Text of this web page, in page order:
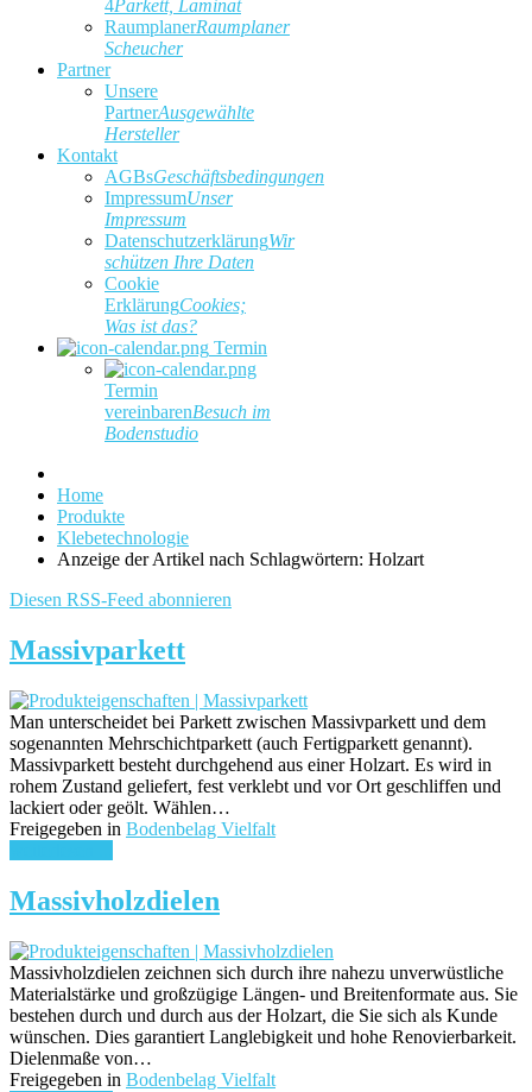
4Parkett, Laminat
RaumplanerRaumplaner
Scheucher
Partner
Unsere
PartnerAusgewählte
Hersteller
Kontakt
AGBsGeschäftsbedingungen
ImpressumUnser
Impressum
DatenschutzerklärungWir
schützen Ihre Daten
Cookie
ErklärungCookies;
Was ist das?
Termin
Termin
vereinbarenBesuch im
Bodenstudio
Home
Produkte
Klebetechnologie
Anzeige der Artikel nach Schlagwörtern: Holzart
Diesen RSS-Feed abonnieren
Massivparkett
Man unterscheidet bei Parkett zwischen Massivparkett und dem
sogenannten Mehrschichtparkett (auch Fertigparkett genannt).
Massivparkett besteht durchgehend aus einer Holzart. Es wird in
rohem Zustand geliefert, fest verklebt und vor Ort geschliffen und
lackiert oder geölt. Wählen…
Freigegeben in Bodenbelag Vielfalt
Massivholzdielen
Massivholzdielen zeichnen sich durch ihre nahezu unverwüstliche
Materialstärke und großzügige Längen- und Breitenformate aus. Sie
bestehen durch und durch aus der Holzart, die Sie sich als Kunde
wünschen. Dies garantiert Langlebigkeit und hohe Renovierbarkeit.
Dielenmaße von…
Freigegeben in Bodenbelag Vielfalt